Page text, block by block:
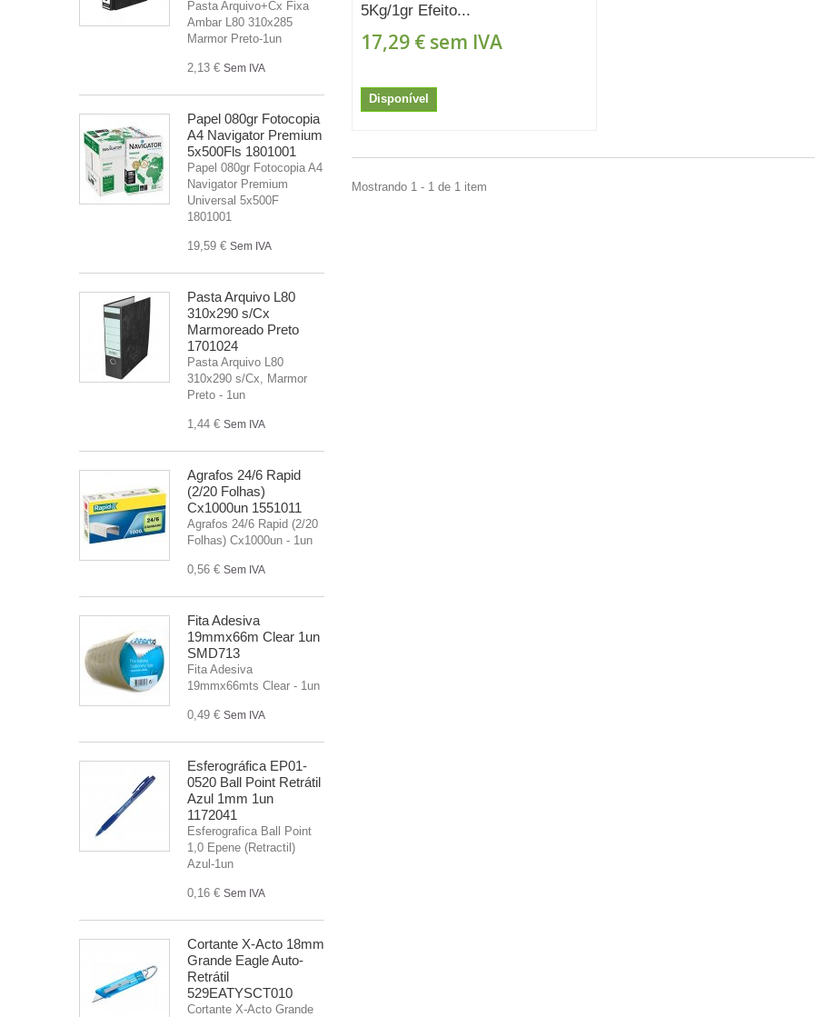
Pasta Arquivo+Cx Fixa
Ambar L80 310x285
Marmor Preto-1un
2,13 € Sem IVA
Papel 080gr Fotocopia
A4 Navigator Premium
5x500Fls 1801001
Papel 080gr Fotocopia A4
Navigator Premium
Universal 5x500F
1801001
19,59 € Sem IVA
Pasta Arquivo L80
310x290 s/Cx
Marmoreado Preto
1701024
Pasta Arquivo L80
310x290 s/Cx, Marmor
Preto - 1un
1,44 € Sem IVA
Agrafos 24/6 Rapid
(2/20 Folhas)
Cx1000un 1551011
Agrafos 24/6 Rapid (2/20
Folhas) Cx1000un - 1un
0,56 € Sem IVA
Fita Adesiva
19mmx66m Clear 1un
SMD713
Fita Adesiva
19mmx66mts Clear - 1un
0,49 € Sem IVA
Esferográfica EP01-
0520 Ball Point Retrátil
Azul 1mm 1un
1172041
Esferografica Ball Point
1,0 Epene (Retractil)
Azul-1un
0,16 € Sem IVA
Cortante X-Acto 18mm
Grande Eagle Auto-
Retrátil
529EATYSCT010
Cortante X-Acto Grande
5Kg/1gr Efeito...
17,29 € sem IVA
Disponível
Mostrando 1 - 1 de 1 item